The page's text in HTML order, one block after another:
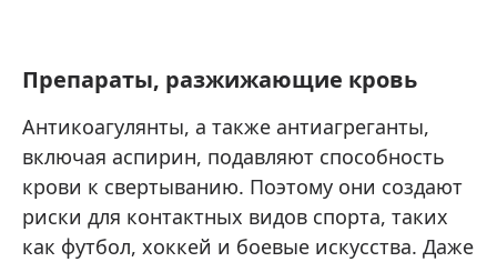
Препараты, разжижающие кровь
Антикоагулянты, а также антиагреганты,
включая аспирин, подавляют способность
крови к свертыванию. Поэтому они создают
риски для контактных видов спорта, таких
как футбол, хоккей и боевые искусства. Даже